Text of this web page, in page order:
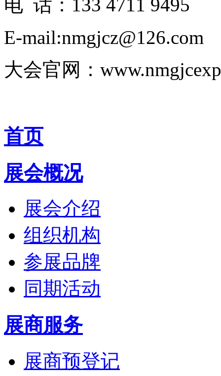
电 话：133 4711 9495
E-mail:nmgjcz@126.com
大会官网：
首页
展会概况
展会介绍
组织机构
参展品牌
同期活动
展商服务
展商预登记